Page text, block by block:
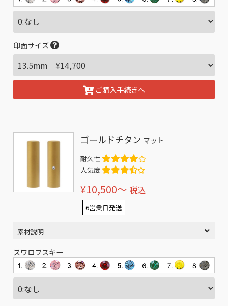
印面サイズ
ご購入手続きへ
ゴールドチタン マット
耐久性
人気度
¥10,500〜 税込
6営業日発送
素材説明
スワロフスキー